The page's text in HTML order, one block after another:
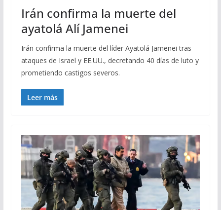
Irán confirma la muerte del
ayatolá Alí Jamenei
Irán confirma la muerte del líder Ayatolá Jamenei tras
ataques de Israel y EE.UU., decretando 40 días de luto y
prometiendo castigos severos.
Leer más